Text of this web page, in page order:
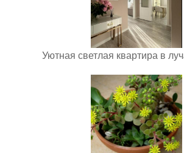
Уютная светлая квартира в